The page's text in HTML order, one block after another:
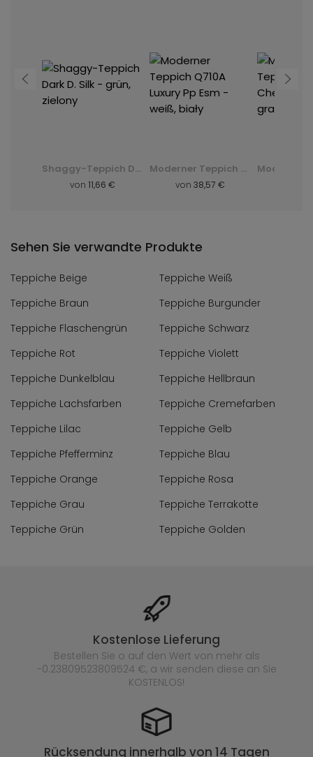
Shaggy-Teppich Dark D. Silk - grün, zielony Moderner Teppich Q710A Luxury Pp Esm - weiß, biały
von38,57 €
Moderner Teppich F844B Cheap Pp Crm - grau, szary
von8,57 €
Sehen Sie verwandte Produkte
Teppiche Beige
Teppiche Weiß
Teppiche Braun
Teppiche Burgunder
Teppiche Flaschengrün
Teppiche Schwarz
Teppiche Rot
Teppiche Violett
Teppiche Dunkelblau
Teppiche Hellbraun
Teppiche Lachsfarben
Teppiche Cremefarben
Teppiche Lilac
Teppiche Gelb
Teppiche Pfefferminz
Teppiche Blau
Teppiche Orange
Teppiche Rosa
Teppiche Grau
Teppiche Terrakotte
Teppiche Grün
Teppiche Golden
Kostenlose Lieferung
Bestellen Sie o auf den Wert von mehr als
-0.23809523809524 €, a wir senden diese an Sie
KOSTENLOS!
Rücksendung innerhalb von 14 Tagen